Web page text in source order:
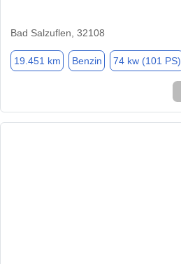
Bad Salzuflen, 32108
19.451 km Benzin 74 kw (101 PS)